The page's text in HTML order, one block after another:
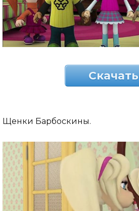
Скачать
Щенки Барбоскины.